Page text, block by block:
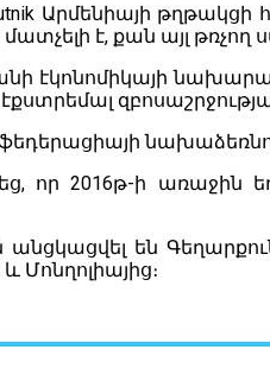
Արմենիայի թղթակցի
է, քան այլ թռչող
էկոնոմիկայի
որ 2016թ-ի առաջին
անցկացվել են
Մոնղոլիայից։